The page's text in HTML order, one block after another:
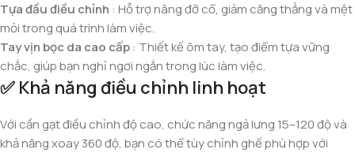
Tựa đầu điều chỉnh : Hỗ trợ nâng đỡ cổ, giảm căng thẳng và mệt
mỏi trong quá trình làm việc.
Tay vịn bọc da cao cấp : Thiết kế ôm tay, tạo điểm tựa vững
chắc, giúp bạn nghỉ ngơi ngắn trong lúc làm việc.
✅ Khả năng điều chỉnh linh hoạt
Với cần gạt điều chỉnh độ cao, chức năng ngả lưng 15–120 độ và
khả năng xoay 360 độ, bạn có thể tùy chỉnh ghế phù hợp với